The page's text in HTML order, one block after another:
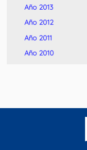
Año 2013
Año 2012
Año 2011
Año 2010